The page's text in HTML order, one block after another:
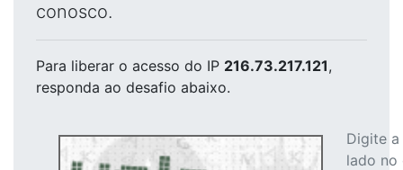
conosco.
Para liberar o acesso do IP 216.73.217.121,
responda ao desafio abaixo.
Digite
lado no